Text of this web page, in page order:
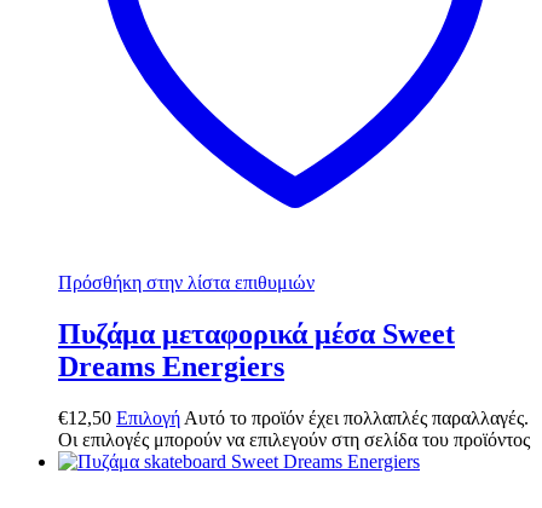
Πρόσθήκη στην λίστα επιθυμιών
Πυζάμα μεταφορικά μέσα Sweet
Dreams Energiers
€12,50 Επιλογή Αυτό το προϊόν έχει πολλαπλές παραλλαγές.
Οι επιλογές μπορούν να επιλεγούν στη σελίδα του προϊόντος